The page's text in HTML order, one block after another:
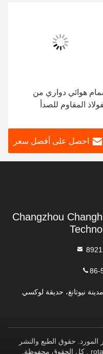
هوائي دواري من
المقاوم للصدأ
احصل على أفضل سعر
Changzhou
86-
نيوتانغ، حديقة لوكسي
المورد. حقوق الطبع والنشر